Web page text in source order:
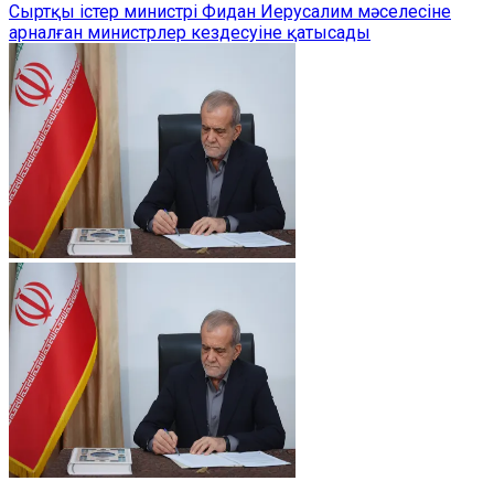
Сыртқы істер министрі Фидан Иерусалим мәселесіне
арналған министрлер кездесуіне қатысады